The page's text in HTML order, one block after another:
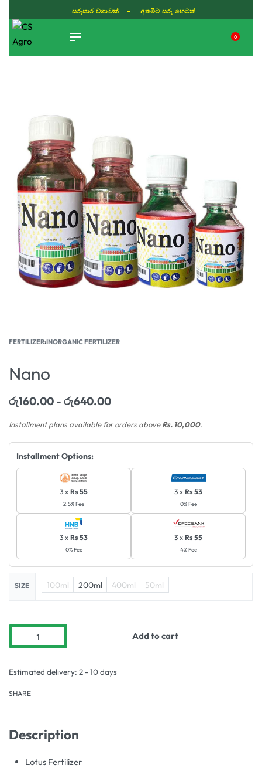
සරුසාර වගාවක් - අතමිට සරු හෙටක්
0
FERTILIZER›INORGANIC FERTILIZER
Nano
රු160.00 රු640.00
Installment plans available for orders aboveRs. 10,000.
Installment Options:
3 x Rs 55
2.5% Fee
3 x Rs 53
0% Fee
3 x Rs 53
0% Fee
3 x Rs 55
4% Fee
SIZE 100ml 200ml 400ml 50ml
Add to cart
Estimated delivery: 2 - 10 days
SHARE
Description
Lotus Fertilizer